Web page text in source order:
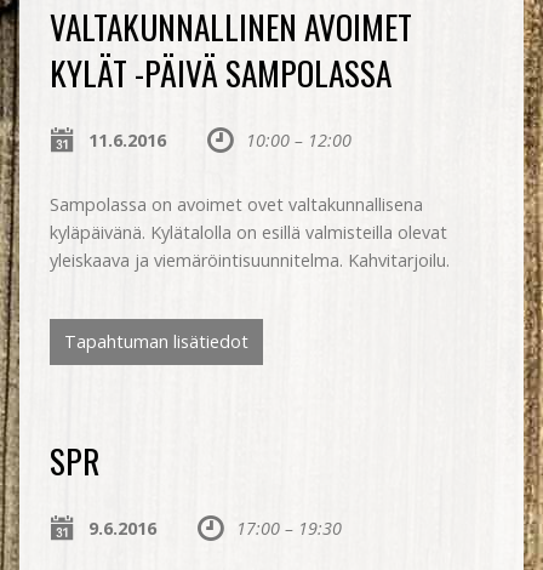
VALTAKUNNALLINEN AVOIMET
KYLÄT -PÄIVÄ SAMPOLASSA
11.6.2016 10:00 – 12:00
Sampolassa on avoimet ovet valtakunnallisena
kyläpäivänä. Kylätalolla on esillä valmisteilla olevat
yleiskaava ja viemäröintisuunnitelma. Kahvitarjoilu.
Tapahtuman lisätiedot
SPR
9.6.2016 17:00 – 19:30